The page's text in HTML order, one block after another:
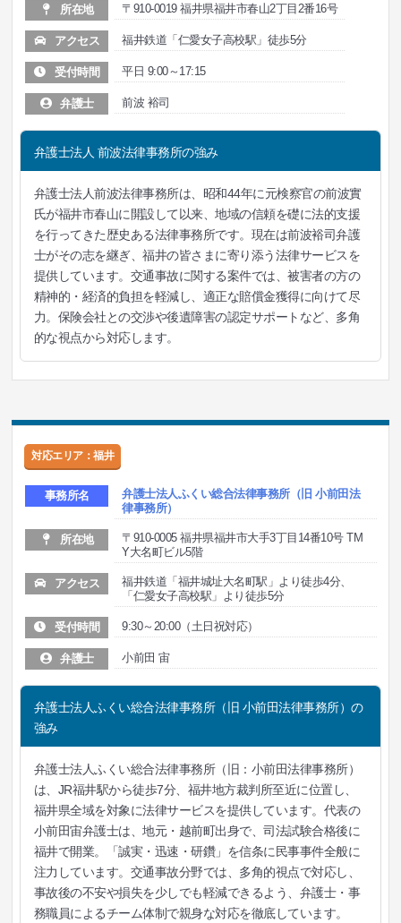
所在地 〒910-0019 福井県福井市春山2丁目2番16号
アクセス 福井鉄道「仁愛女子高校駅」徒歩5分
受付時間 平日 9:00～17:15
弁護士 前波 裕司
弁護士法人 前波法律事務所の強み
弁護士法人前波法律事務所は、昭和44年に元検察官の前波實
氏が福井市春山に開設して以来、地域の信頼を礎に法的支援
を行ってきた歴史ある法律事務所です。現在は前波裕司弁護
士がその志を継ぎ、福井の皆さまに寄り添う法律サービスを
提供しています。交通事故に関する案件では、被害者の方の
精神的・経済的負担を軽減し、適正な賠償金獲得に向けて尽
力。保険会社との交渉や後遺障害の認定サポートなど、多角
的な視点から対応します。
対応エリア：福井
事務所名
弁護士法人ふくい総合法律事務所（旧 小前田法
律事務所）
所在地
〒910-0005 福井県福井市大手3丁目14番10号 TM
Y大名町ビル5階
アクセス
福井鉄道「福井城址大名町駅」より徒歩4分、
「仁愛女子高校駅」より徒歩5分
受付時間 9:30～20:00（土日祝対応）
弁護士 小前田 宙
弁護士法人ふくい総合法律事務所（旧 小前田法律事務所）の
強み
弁護士法人ふくい総合法律事務所（旧：小前田法律事務所）
は、JR福井駅から徒歩7分、福井地方裁判所至近に位置し、
福井県全域を対象に法律サービスを提供しています。代表の
小前田宙弁護士は、地元・越前町出身で、司法試験合格後に
福井で開業。「誠実・迅速・研鑽」を信条に民事事件全般に
注力しています。交通事故分野では、多角的視点で対応し、
事故後の不安や損失を少しでも軽減できるよう、弁護士・事
務職員によるチーム体制で親身な対応を徹底しています。